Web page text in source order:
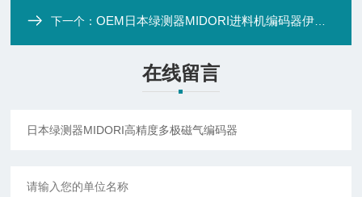
下一个：OEM日本绿测器MIDORI进料机编码器伊里德代理
在线留言